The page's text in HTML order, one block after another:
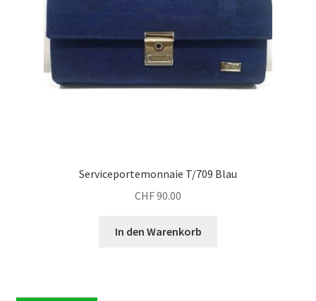
Serviceportemonnaie T/709 Blau
CHF90.00
In den Warenkorb